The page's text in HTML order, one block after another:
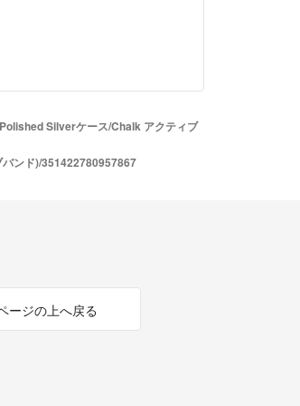
さい。​
ナーのモバイルケアテクノ
Silverケース/Chalk アクティブ
ンド)/351422780957867
ージの上へ戻る